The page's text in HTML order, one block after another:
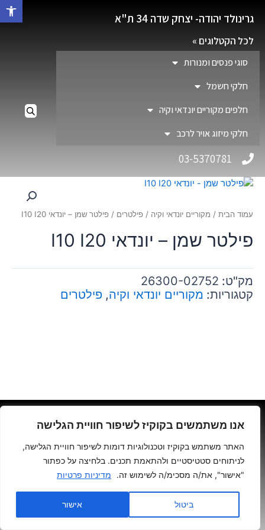
פתח
אנו משתמשים בקוקיז לשיפור חוויית הגלישה
האתר משתמש בקוקיז וטכנולוגיות דומות לשיפור חוויית הגלישה,
לניתוחים סטטיסטיים ולהתאמת תכנים. בלחיצה על כפתור
"אישור", את/ה מסכימ/ה לשימוש זה.
מדיניות פרטיות
ביטול אישור
גרינולד יהודה- יצחק שדה 34 ת"א
לכל הקטלוגים »
סוגי פנסים ומנורות
חלקי חשמל
חלפים מקוריים יונדאי וקיה
חלקי מיזוג אויר לרכב
03-5370781
עמוד הבית / מקוריים יונדאי וקיה / פילטרים / פילטר שמן – יונדאי I10 I20
פילטר שמן – יונדאי I10 I20
מק"ט: 26300-02752
קטגוריות: מקוריים יונדאי וקיה, פילטרים
03-5370781
מדיניות פרטיות
הצהרת נגישות
התחברות לאתר